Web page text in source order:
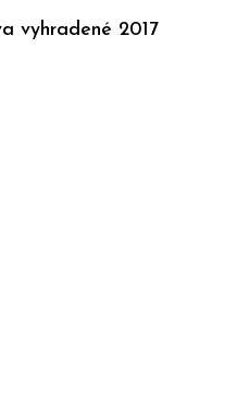
vyhradené 2017